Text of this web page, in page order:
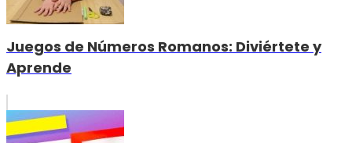
Juegos de Números Romanos: Diviértete y
Aprende